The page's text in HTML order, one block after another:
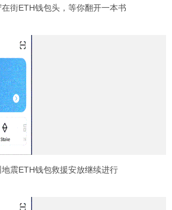
街ETH钱包头，等你翻开一本书
震ETH钱包救援安放继续进行